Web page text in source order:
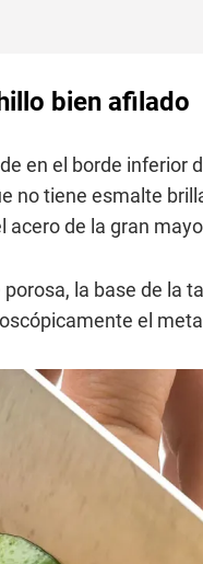
bien afilado
en el borde inferior
no tiene esmalte
de la gran
la base de la
el